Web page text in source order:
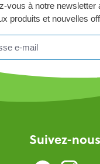
vous à notre newsletter
produits et nouvelles
Suivez-nous